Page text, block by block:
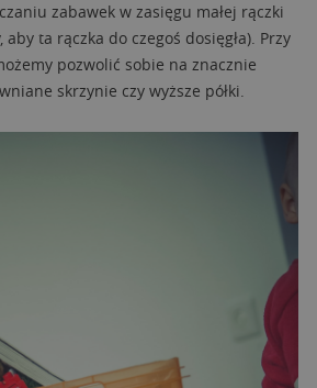
zabawek w zasięgu małej rączki
ta rączka do czegoś dosięgła). Przy
pozwolić sobie na znacznie
skrzynie czy wyższe półki.